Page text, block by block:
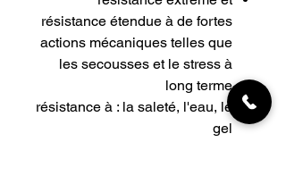
résistance étendue à de fortes
actions mécaniques telles que
les secousses et le stress à
long terme
résistance à : la saleté, l'eau, le
gel